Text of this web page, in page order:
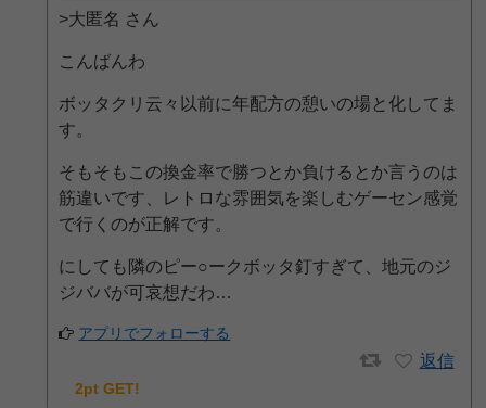
>大匿名 さん
こんばんわ
ボッタクリ云々以前に年配方の憩いの場と化してま
す。
そもそもこの換金率で勝つとか負けるとか言うのは
筋違いです、レトロな雰囲気を楽しむゲーセン感覚
で行くのが正解です。
にしても隣のピー○ークボッタ釘すぎて、地元のジ
ジババが可哀想だわ…
アプリでフォローする
返信
2pt GET!